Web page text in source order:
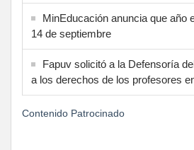
MinEducación anuncia que año
14 de septiembre
Fapuv solicitó a la Defensoría
a los derechos de los profesores
Contenido Patrocinado